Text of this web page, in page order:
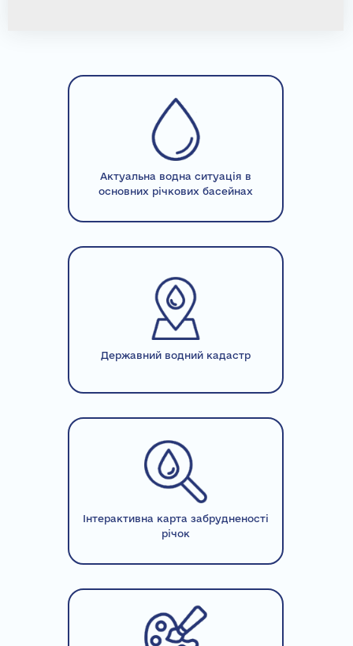
Актуальна водна ситуація в
основних річкових басейнах
Державний водний кадастр
Інтерактивна карта забрудненості
річок